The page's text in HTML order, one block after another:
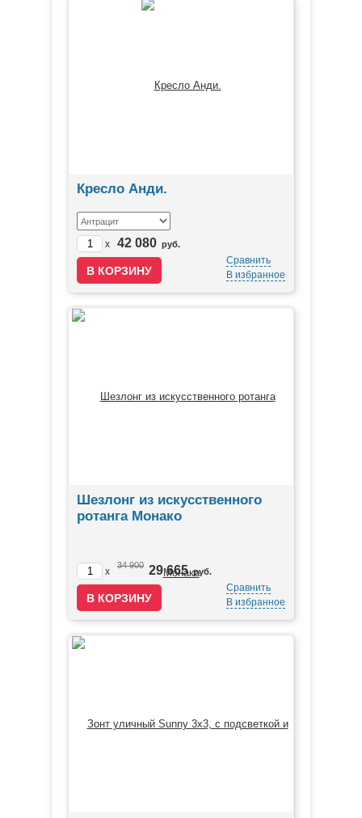
Кресло Анди.
x 42 080 руб.
Сравнить
В избранное
Шезлонг из искусственного
ротанга Монако
x
34 900 29 665 руб.
Сравнить
В избранное